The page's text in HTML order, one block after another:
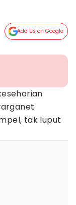
Add Us on Google
tak luput